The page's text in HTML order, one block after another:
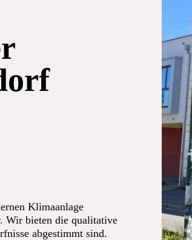
Klimaanlage
Wir bieten die qualitative
abgestimmt sind.